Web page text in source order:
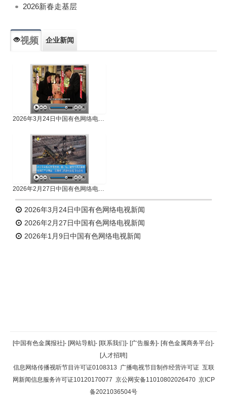
2026新春走基层
视频 企业新闻
2026年3月24日中国有色网络电视新闻
2026年2月27日中国有色网络电视新闻
2026年3月24日中国有色网络电视新闻
2026年2月27日中国有色网络电视新闻
2026年1月9日中国有色网络电视新闻
返回顶部
返回首页
[中国有色金属报社]- [网站导航]- [联系我们]- [广告服务]- [有色金属商务平台]-
[人才招聘]
信息网络传播视听节目许可证0108313 广播电视节目制作经营许可证 互联
网新闻信息服务许可证10120170077 京公网安备11010802026470 京ICP
备2021036504号